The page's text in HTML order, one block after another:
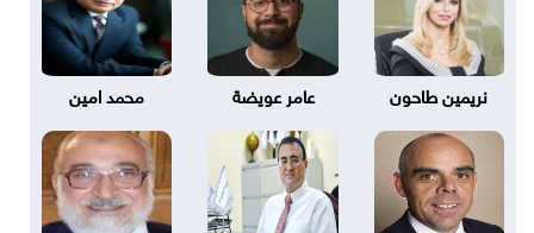
نريمين طاحون عامر عويضة محمد امين